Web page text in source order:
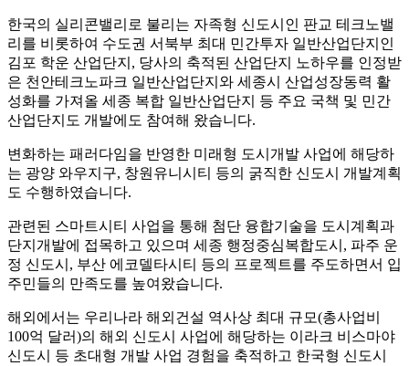
한국의 실리콘밸리로 불리는 자족형 신도시인 판교 테크노밸
리를 비롯하여 수도권 서북부 최대 민간투자 일반산업단지인
김포 학운 산업단지, 당사의 축적된 산업단지 노하우를 인정받
은 천안테크노파크 일반산업단지와 세종시 산업성장동력 활
성화를 가져올 세종 복합 일반산업단지 등 주요 국책 및 민간
산업단지도 개발에도 참여해 왔습니다.
변화하는 패러다임을 반영한 미래형 도시개발 사업에 해당하
는 광양 와우지구, 창원유니시티 등의 굵직한 신도시 개발계획
도 수행하였습니다.
관련된 스마트시티 사업을 통해 첨단 융합기술을 도시계획과
단지개발에 접목하고 있으며 세종 행정중심복합도시, 파주 운
정 신도시, 부산 에코델타시티 등의 프로젝트를 주도하면서 입
주민들의 만족도를 높여왔습니다.
해외에서는 우리나라 해외건설 역사상 최대 규모(총사업비
100억 달러)의 해외 신도시 사업에 해당하는 이라크 비스마야
신도시 등 초대형 개발 사업 경험을 축적하고 한국형 신도시